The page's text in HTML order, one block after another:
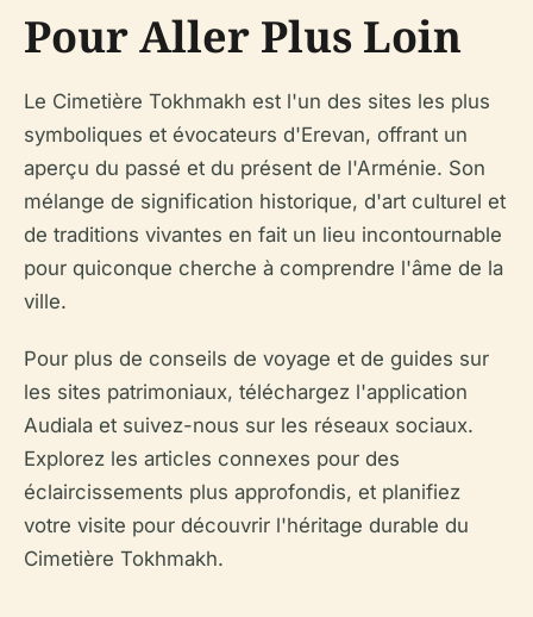
Pour Aller Plus Loin
Le Cimetière Tokhmakh est l'un des sites les plus
symboliques et évocateurs d'Erevan, offrant un
aperçu du passé et du présent de l'Arménie. Son
mélange de signification historique, d'art culturel et
de traditions vivantes en fait un lieu incontournable
pour quiconque cherche à comprendre l'âme de la
ville.
Pour plus de conseils de voyage et de guides sur
les sites patrimoniaux, téléchargez l'application
Audiala et suivez-nous sur les réseaux sociaux.
Explorez les articles connexes pour des
éclaircissements plus approfondis, et planifiez
votre visite pour découvrir l'héritage durable du
Cimetière Tokhmakh.